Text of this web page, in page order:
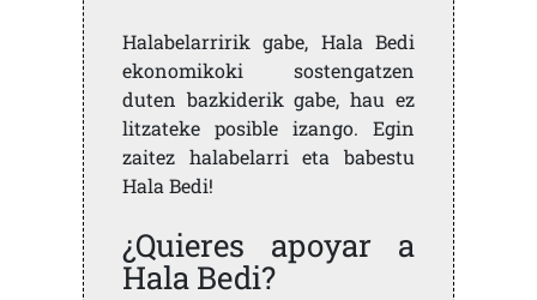
Halabelarririk gabe, Hala Bedi
ekonomikoki sostengatzen
duten bazkiderik gabe, hau ez
litzateke posible izango. Egin
zaitez halabelarri eta babestu
Hala Bedi!
¿Quieres apoyar a
Hala Bedi?